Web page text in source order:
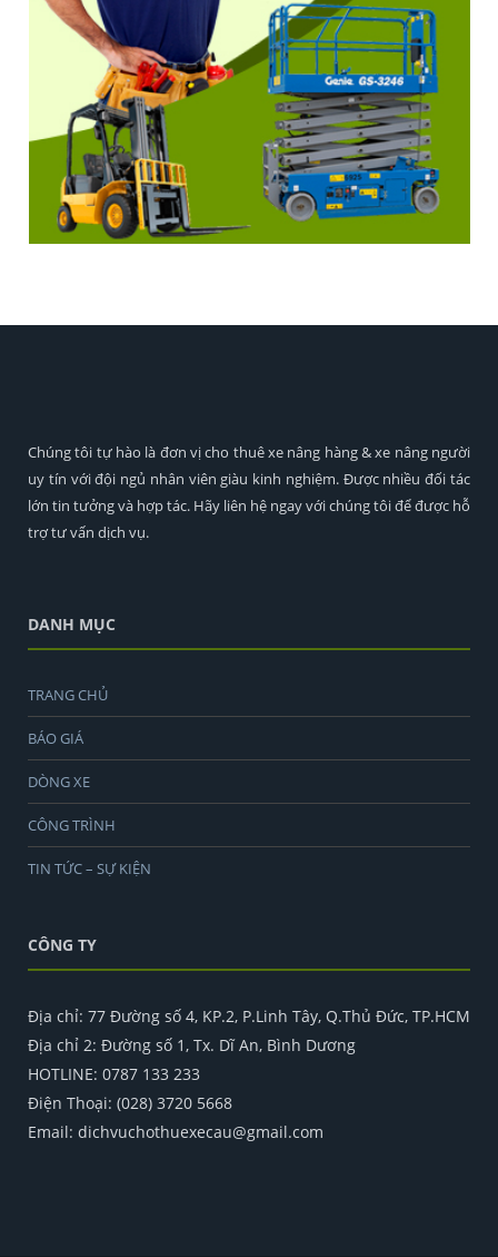
Chúng tôi tự hào là đơn vị cho thuê xe nâng hàng & xe nâng người
uy tín với đội ngủ nhân viên giàu kinh nghiệm. Được nhiều đối tác
lớn tin tưởng và hợp tác. Hãy liên hệ ngay với chúng tôi để được hỗ
trợ tư vấn dịch vụ.
DANH MỤC
TRANG CHỦ
BÁO GIÁ
DÒNG XE
CÔNG TRÌNH
TIN TỨC – SỰ KIỆN
CÔNG TY
Địa chỉ: 77 Đường số 4, KP.2, P.Linh Tây, Q.Thủ Đức, TP.HCM
Địa chỉ 2: Đường số 1, Tx. Dĩ An, Bình Dương
HOTLINE: 0787 133 233
Điện Thoại: (028) 3720 5668
Email: dichvuchothuexecau@gmail.com